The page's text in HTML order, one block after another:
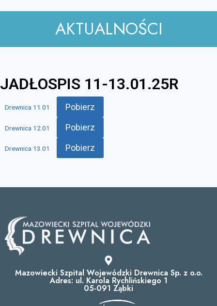
AKTUALNOŚCI
JADŁOSPIS 11-13.01.25R
Drewnica 11.01 Pobierz
Drewnica 12.01 Pobierz
Drewnica 13.01 Pobierz
Mazowiecki Szpital Wojewódzki Drewnica Sp. z o.o.
Adres: ul. Karola Rychlińskiego 1
05-091 Ząbki